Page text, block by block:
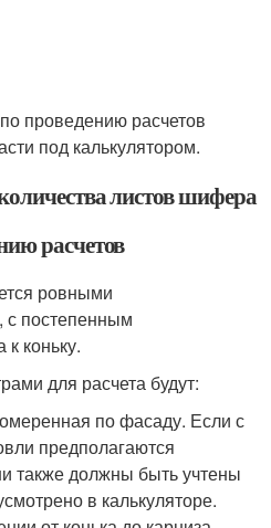
проведению расчетов
под калькулятором.
листов шифера
расчетов
ровными
с постепенным
коньку.
для расчета будут:
по фасаду. Если с
предполагаются
также должны быть учтены
в калькуляторе.